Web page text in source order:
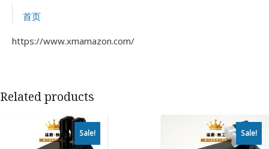
首页
https://www.xmamazon.com/
Related products
Sale! Sale!